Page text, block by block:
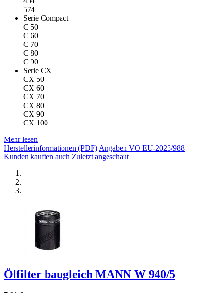
574
Serie Compact
C 50
C 60
C 70
C 80
C 90
Serie CX
CX 50
CX 60
CX 70
CX 80
CX 90
CX 100
Mehr lesen
Herstellerinformationen (PDF)Angaben VO EU-2023/988
Kunden kauften auch Zuletzt angeschaut
Ölfilter baugleich MANN W 940/5